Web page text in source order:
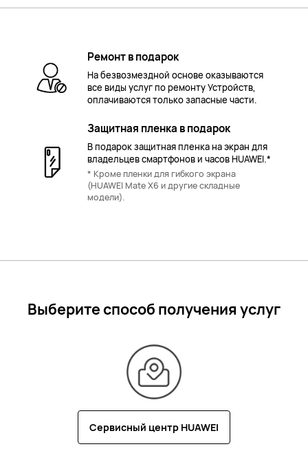
Ремонт в подарок
На безвозмездной основе оказываются
все виды услуг по ремонту Устройств,
оплачиваются только запасные части.
Защитная пленка в подарок
В подарок защитная пленка на экран для
владельцев смартфонов и часов HUAWEI.*
* Кроме пленки для гибкого экрана
(HUAWEI Mate X6 и другие складные
модели).
Выберите способ получения услуг
Сервисный центр HUAWEI